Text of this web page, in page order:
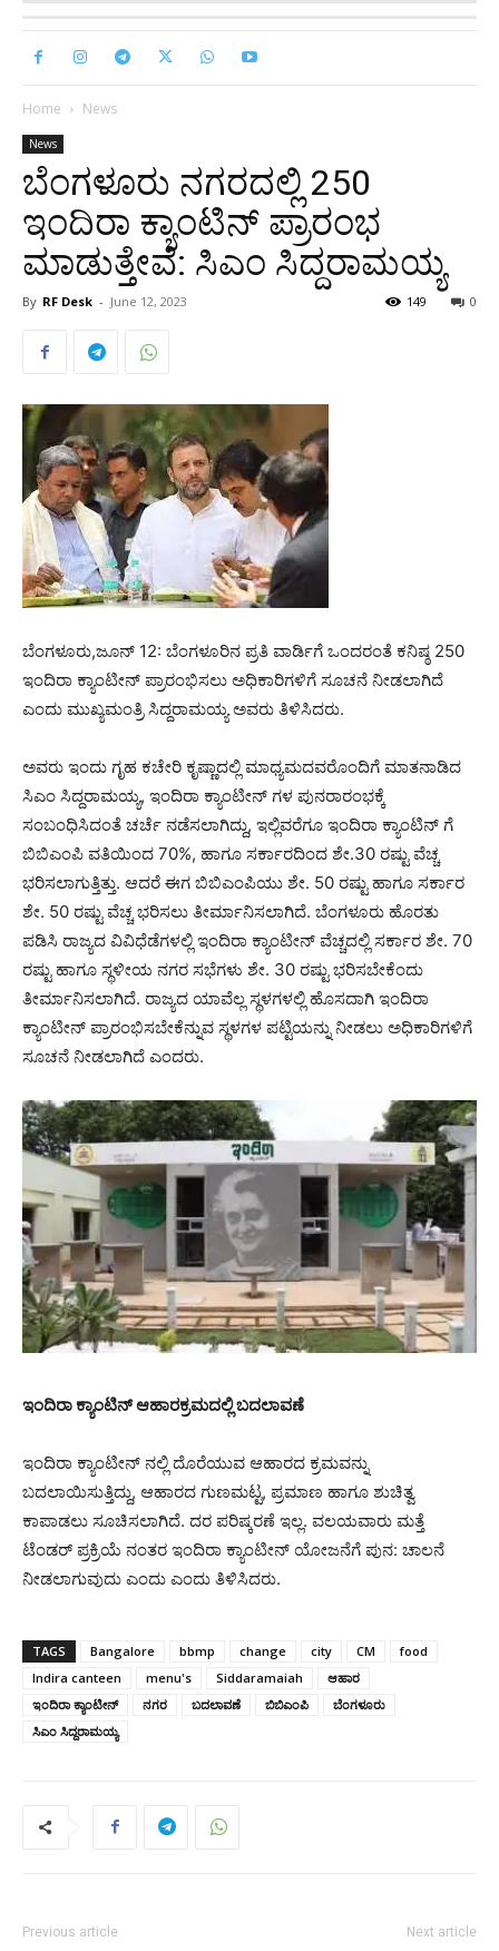
Home News
News
ಬೆಂಗಳೂರು ನಗರದಲ್ಲಿ 250
ಇಂದಿರಾ ಕ್ಯಾಂಟಿನ್ ಪ್ರಾರಂಭ
ಮಾಡುತ್ತೇವೆ: ಸಿಎಂ ಸಿದ್ದರಾಮಯ್ಯ
By RF Desk - June 12, 2023 0
149
ಬೆಂಗಳೂರು,ಜೂನ್ 12: ಬೆಂಗಳೂರಿನ ಪ್ರತಿ ವಾರ್ಡಿಗೆ ಒಂದರಂತೆ ಕನಿಷ್ಠ 250
ಇಂದಿರಾ ಕ್ಯಾಂಟೀನ್ ಪ್ರಾರಂಭಿಸಲು ಅಧಿಕಾರಿಗಳಿಗೆ ಸೂಚನೆ ನೀಡಲಾಗಿದೆ
ಎಂದು ಮುಖ್ಯಮಂತ್ರಿ ಸಿದ್ದರಾಮಯ್ಯ ಅವರು ತಿಳಿಸಿದರು.
ಅವರು ಇಂದು ಗೃಹ ಕಚೇರಿ ಕೃಷ್ಣಾದಲ್ಲಿ ಮಾಧ್ಯಮದವರೊಂದಿಗೆ ಮಾತನಾಡಿದ
ಸಿಎಂ ಸಿದ್ದರಾಮಯ್ಯ, ಇಂದಿರಾ ಕ್ಯಾಂಟೀನ್ ಗಳ ಪುನರಾರಂಭಕ್ಕೆ
ಸಂಬಂಧಿಸಿದಂತೆ ಚರ್ಚೆ ನಡೆಸಲಾಗಿದ್ದು, ಇಲ್ಲಿವರೆಗೂ ಇಂದಿರಾ ಕ್ಯಾಂಟಿನ್ ಗೆ
ಬಿಬಿಎಂಪಿ ವತಿಯಿಂದ 70%, ಹಾಗೂ ಸರ್ಕಾರದಿಂದ ಶೇ.30 ರಷ್ಟು ವೆಚ್ಚ
ಭರಿಸಲಾಗುತ್ತಿತ್ತು. ಆದರೆ ಈಗ ಬಿಬಿಎಂಪಿಯು ಶೇ. 50 ರಷ್ಟು ಹಾಗೂ ಸರ್ಕಾರ
ಶೇ. 50 ರಷ್ಟು ವೆಚ್ಚ ಭರಿಸಲು ತೀರ್ಮಾನಿಸಲಾಗಿದೆ. ಬೆಂಗಳೂರು ಹೊರತು
ಪಡಿಸಿ ರಾಜ್ಯದ ವಿವಿಧೆಡೆಗಳಲ್ಲಿ ಇಂದಿರಾ ಕ್ಯಾಂಟೀನ್ ವೆಚ್ಚದಲ್ಲಿ ಸರ್ಕಾರ ಶೇ. 70
ರಷ್ಟು ಹಾಗೂ ಸ್ಥಳೀಯ ನಗರ ಸಭೆಗಳು ಶೇ. 30 ರಷ್ಟು ಭರಿಸಬೇಕೆಂದು
ತೀರ್ಮಾನಿಸಲಾಗಿದೆ. ರಾಜ್ಯದ ಯಾವೆಲ್ಲ ಸ್ಥಳಗಳಲ್ಲಿ ಹೊಸದಾಗಿ ಇಂದಿರಾ
ಕ್ಯಾಂಟೀನ್ ಪ್ರಾರಂಭಿಸಬೇಕೆನ್ನುವ ಸ್ಥಳಗಳ ಪಟ್ಟಿಯನ್ನು ನೀಡಲು ಅಧಿಕಾರಿಗಳಿಗೆ
ಸೂಚನೆ ನೀಡಲಾಗಿದೆ ಎಂದರು.
ಇಂದಿರಾ ಕ್ಯಾಂಟಿನ್ ಆಹಾರಕ್ರಮದಲ್ಲಿ ಬದಲಾವಣೆ
ಇಂದಿರಾ ಕ್ಯಾಂಟೀನ್ ನಲ್ಲಿ ದೊರೆಯುವ ಆಹಾರದ ಕ್ರಮವನ್ನು
ಬದಲಾಯಿಸುತ್ತಿದ್ದು, ಆಹಾರದ ಗುಣಮಟ್ಟ, ಪ್ರಮಾಣ ಹಾಗೂ ಶುಚಿತ್ವ
ಕಾಪಾಡಲು ಸೂಚಿಸಲಾಗಿದೆ. ದರ ಪರಿಷ್ಕರಣೆ ಇಲ್ಲ. ವಲಯವಾರು ಮತ್ತೆ
ಟೆಂಡರ್ ಪ್ರಕ್ರಿಯೆ ನಂತರ ಇಂದಿರಾ ಕ್ಯಾಂಟೀನ್ ಯೋಜನೆಗೆ ಪುನ: ಚಾಲನೆ
ನೀಡಲಾಗುವುದು ಎಂದು ಎಂದು ತಿಳಿಸಿದರು.
TAGS Bangalore bbmp change city CM
food
Indira canteen
menu's Siddaramaiah
ಆಹಾರ
ಇಂದಿರಾ ಕ್ಯಾಂಟೀನ್
ನಗರ ಬದಲಾವಣೆ ಬಿಬಿಎಂಪಿ
ಬೆಂಗಳೂರು
ಸಿಎಂ ಸಿದ್ದರಾಮಯ್ಯ
Previous article Next article